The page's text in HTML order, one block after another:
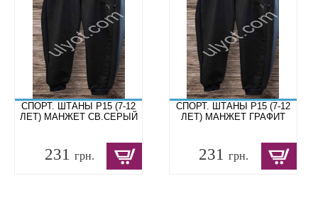
СПОРТ. ШТАНЫ P15 (7-12
ЛЕТ) МАНЖЕТ СВ.СЕРЫЙ
231 грн.
СПОРТ. ШТАНЫ P15 (7-12
ЛЕТ) МАНЖЕТ ГРАФИТ
231грн.